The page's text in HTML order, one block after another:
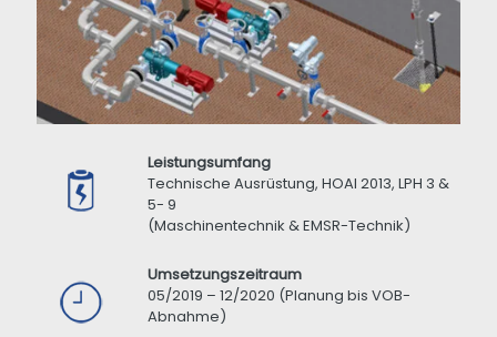
Leistungsumfang
Technische Ausrüstung, HOAI 2013, LPH 3 &
5- 9
(Maschinentechnik & EMSR-Technik)
Umsetzungszeitraum
05/2019 – 12/2020 (Planung bis VOB-
Abnahme)